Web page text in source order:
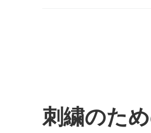
刺繍のた